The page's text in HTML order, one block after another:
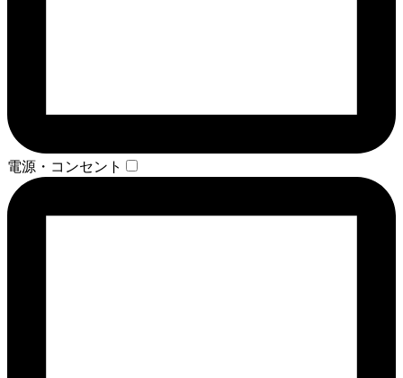
電源・コンセント